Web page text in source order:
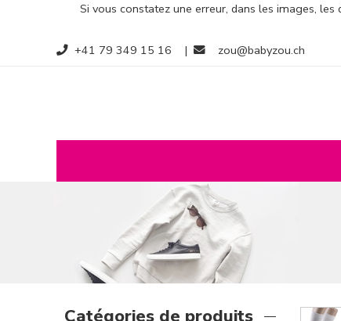
Si vous constatez une erreur, dans les images,
+41 79 349 15 16 | zou@babyzou.ch
Catégories de produits